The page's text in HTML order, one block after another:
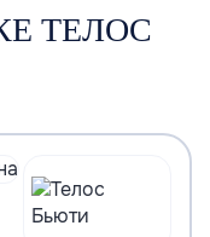
ТЕЛОС